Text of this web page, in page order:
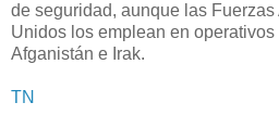
de seguridad, aunque las
Unidos los emplean en
Afganistán e Irak.
TN